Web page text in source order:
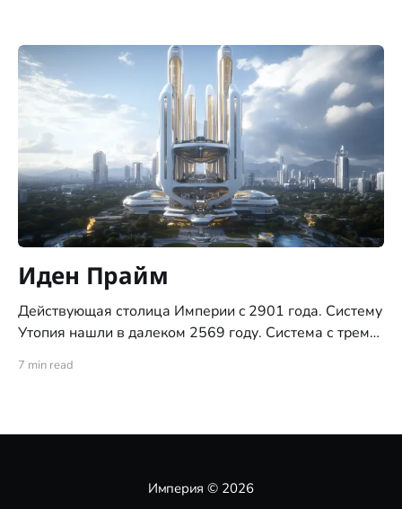
Иден Прайм
Действующая столица Империи c 2901 года. Систему
Утопия нашли в далеком 2569 году. Система с тремя
никогда не встречалась исследователям. За это
планеты
7 min read
Империя © 2026